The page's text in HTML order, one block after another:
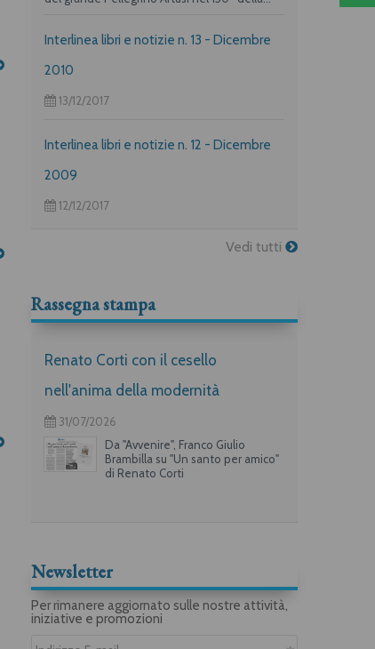
per l’infanzia, Guido Quarzo e Anna Vivarelli)
per i suoi lettori piuù golosi.
Interlinea libri e notizie n. 13 - Dicembre
2010
13/12/2017
Interlinea libri e notizie n. 12 - Dicembre
2009
12/12/2017
Vedi tutti
Rassegna stampa
Renato Corti con il cesello
nell'anima della modernità
31/07/2026
Da "Avvenire", Franco Giulio
Brambilla su "Un santo per amico"
di Renato Corti
Newsletter
Per rimanere aggiornato sulle nostre attività,
iniziative e promozioni